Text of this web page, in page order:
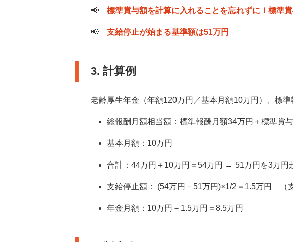
📢 標準賞与額を計算に入れることを忘れずに！標準
📢 支給停止が始まる基準額は51万円
3. 計算例
老齢厚生年金（年額120万円／基本月額10万円）、標
総報酬月額相当額：標準報酬月額34万円＋標準賞
基本月額：10万円
合計：44万円＋10万円＝54万円 → 51万円を3万円
支給停止額： (54万円－51万円)×1/2＝1.5万円 （
年金月額：10万円－1.5万円＝8.5万円